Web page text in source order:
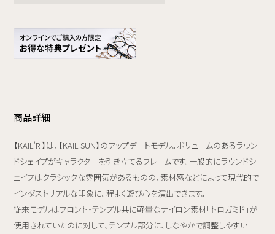
商品詳細
【KAIL'R'】は、【KAIL SUN】のアップデートモデル。ボリュームのあるラウン
ドシェイプがキャラクターを引き立てるフレームです。一般的にラウンドシ
ェイプはクラシックな雰囲気があるものの、素材感などによって現代的で
インダストリアルな印象に。程よく遊び心を演出できます。
従来モデルはフロント・テンプル共に軽量なナイロン素材「トロガミド」が
使用されていたのに対して、テンプル部分に、しなやかで調整しやすい